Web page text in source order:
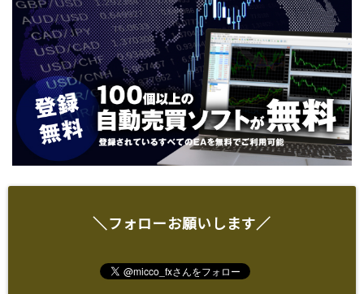
＼フォローお願いします／